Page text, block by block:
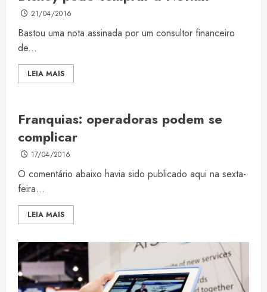
21/04/2016
Bastou uma nota assinada por um consultor financeiro
de...
LEIA MAIS
Franquias: operadoras podem se
complicar
17/04/2016
O comentário abaixo havia sido publicado aqui na sexta-
feira...
LEIA MAIS